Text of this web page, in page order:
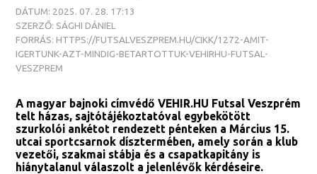
DÁTUM: 2025. 07. 28. 17:13
SZERZŐ: SÁGHI DÁNIEL
FORRÁS: HTTPS://FUTSALVESZPREM.HU/CIKK/1272-AMIT-
IGERTUNK-AZT-MINDIG-BETARTOTTUK-VEHIRHU-FUTSAL-
VESZPREM
A magyar bajnoki címvédő VEHIR.HU Futsal Veszprém
telt házas, sajtótájékoztatóval egybekötött
szurkolói ankétot rendezett pénteken a Március 15.
utcai sportcsarnok dísztermében, amely során a klub
vezetői, szakmai stábja és a csapatkapitány is
hiánytalanul válaszolt a jelenlévők kérdéseire.